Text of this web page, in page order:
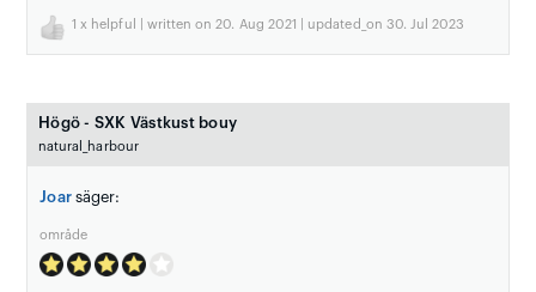
1 x helpful | written on 20. Aug 2021 | updated_on 30. Jul 2023
Högö - SXK Västkust bouy
natural_harbour
Joar säger:
område